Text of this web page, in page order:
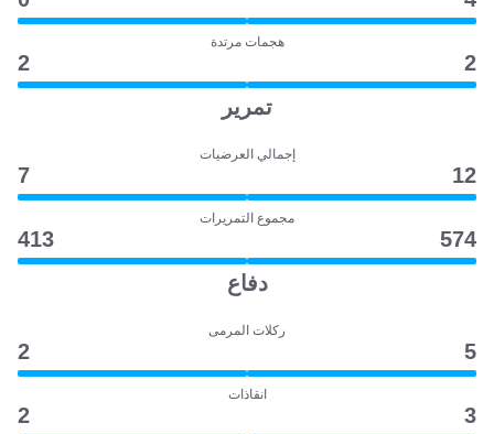
هجمات مرتدة
2
2
تمرير
إجمالي العرضيات
12
7
مجموع التمريرات
574
413
دفاع
ركلات المرمى
5
2
انقاذات
3
2